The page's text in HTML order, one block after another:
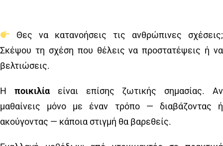
Θες να κατανοήσεις τις ανθρώπινες σχέσεις;
Σκέψου τη σχέση που θέλεις να προστατέψεις ή να
βελτιώσεις.
Η ποικιλίαείναι επίσης ζωτικής σημασίας. Αν
μαθαίνεις μόνο με έναν τρόπο — διαβάζοντας ή
ακούγοντας — κάποια στιγμή θα βαρεθείς.